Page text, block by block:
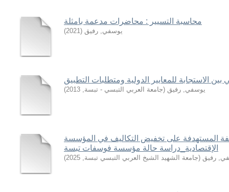
محاسبة التسيير : محاضرات مدعمة بامثلة
يوسفي, رفيق (
2021
)
بين الاستجابة للمعايير الدولية ومتطلبات التطبيق
يوسفي, رفيق (جامعة العربي التبسي - تبسة,
2013
)
المستهدفة على تخفيض التكاليف في المؤسسة
الإقتصادية_دراسة حالة مؤسسة فوسفات تبسة
رفيق (جامعة الشهيد الشيخ العربي التبسي تبسة,
2025
)